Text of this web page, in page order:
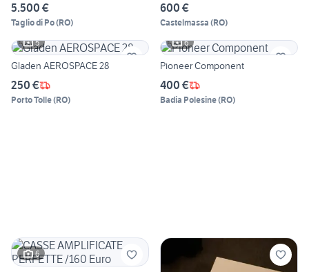
5.500 €
Taglio di Po(RO)
600 €
Castelmassa (RO)
5
Gladen AEROSPACE 28
250 €
Porto Tolle(RO)
6
Pioneer Component
400 €
Badia Polesine(RO)
6